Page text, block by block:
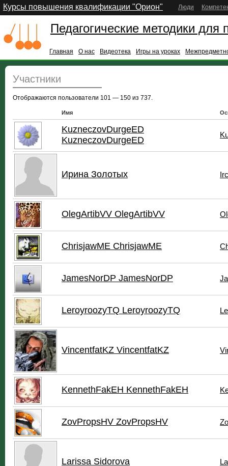
Курсы повышения квалификации "Орион" Люди
Педагогические методики для
Главная О нас Видеотека Игры на уроках
Участники
Отображаются пользователи 101 — 150 из 737.
Имя
KuzneczovDurgeED
KuzneczovDurgeED
Ирина Золотых
OlegArtibVV OlegArtibVV
ChrisjawME ChrisjawME
JamesNorDP JamesNorDP
LeroyroozyTQ LeroyroozyTQ
VincentfatKZ VincentfatKZ
KennethFakEH KennethFakEH
ZovPropsHV ZovPropsHV
Larissa Sidorova